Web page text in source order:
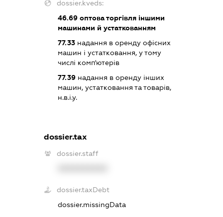
dossier.kveds:
46.69оптова торгівля іншими
машинами й устаткованням
77.33надання в оренду офісних
машин і устатковання, у тому
числі комп'ютерів
77.39надання в оренду інших
машин, устатковання та товарів,
н.в.і.у.
dossier.tax
dossier.staff
dossier.taxDebt
dossier.missingData